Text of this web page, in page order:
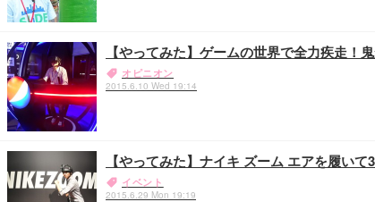
【やってみた】ゲームの世界で全力疾走
オピニオン
2015.6.10 Wed 19:14
【やってみた】ナイキ ズーム エアを履い
イベント
2015.6.29 Mon 19:19